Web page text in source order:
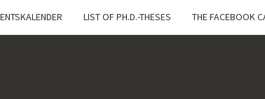
LIST OF PH.D.-THESES THE FACEBOOK